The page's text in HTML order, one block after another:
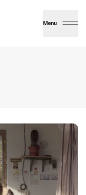
Menu